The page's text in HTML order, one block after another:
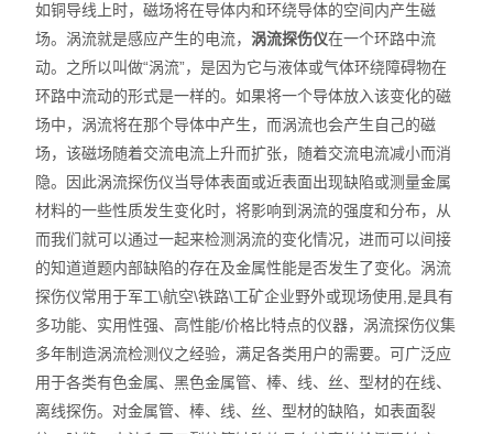
如铜导线上时，磁场将在导体内和环绕导体的空间内产生磁
场。涡流就是感应产生的电流，涡流探伤仪在一个环路中流
动。之所以叫做“涡流”，是因为它与液体或气体环绕障碍物在
环路中流动的形式是一样的。如果将一个导体放入该变化的磁
场中，涡流将在那个导体中产生，而涡流也会产生自己的磁
场，该磁场随着交流电流上升而扩张，随着交流电流减小而消
隐。因此涡流探伤仪当导体表面或近表面出现缺陷或测量金属
材料的一些性质发生变化时，将影响到涡流的强度和分布，从
而我们就可以通过一起来检测涡流的变化情况，进而可以间接
的知道道题内部缺陷的存在及金属性能是否发生了变化。涡流
探伤仪常用于军工\航空\铁路\工矿企业野外或现场使用,是具有
多功能、实用性强、高性能/价格比特点的仪器，涡流探伤仪集
多年制造涡流检测仪之经验，满足各类用户的需要。可广泛应
用于各类有色金属、黑色金属管、棒、线、丝、型材的在线、
离线探伤。对金属管、棒、线、丝、型材的缺陷，如表面裂